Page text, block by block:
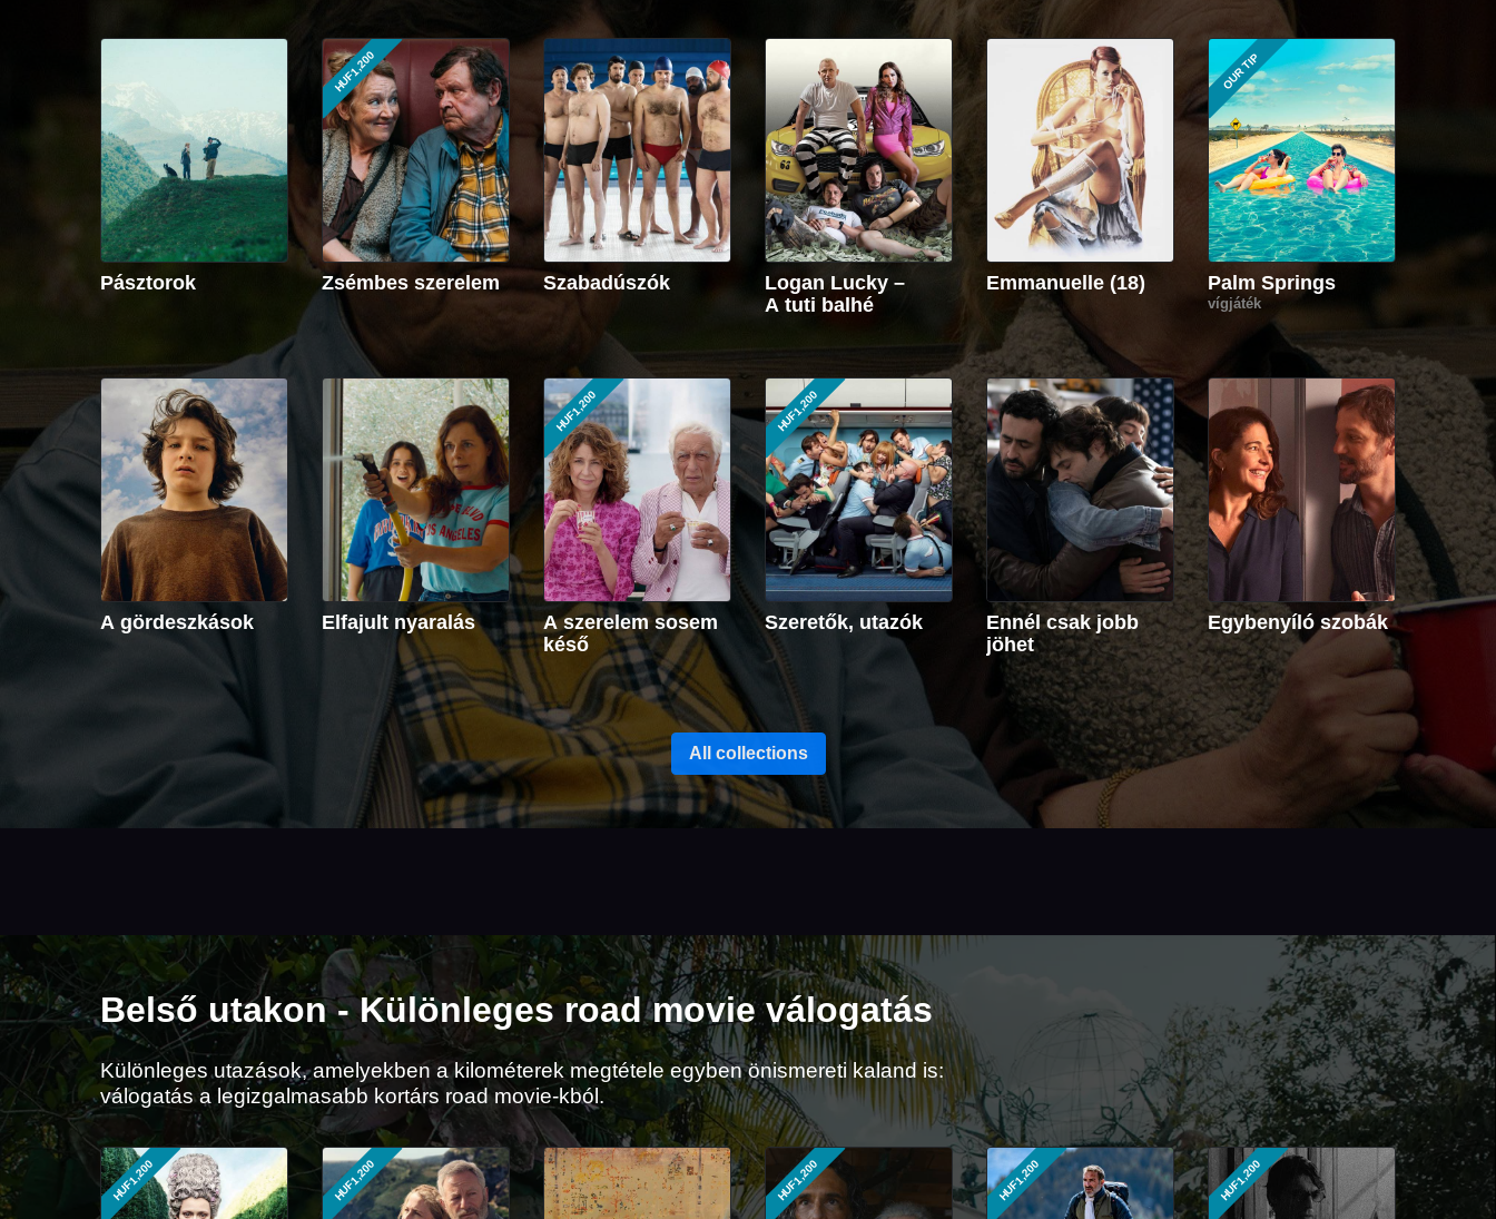
Pásztorok
HUF1,200
Zsémbes szerelem Szabadúszók
Logan Lucky –
A tuti balhé
Emmanuelle (18)
OUR TIP
Palm Springs
vígjáték
A gördeszkások Elfajult nyaralás
HUF1,200
A szerelem sosem
késő
HUF1,200
Szeretők, utazók
Ennél csak jobb
jöhet
Egybenyíló szobák
All collections
Belső utakon - Különleges road movie válogatás
Különleges utazások, amelyekben a kilométerek megtétele egyben önismereti kaland is:
válogatás a legizgalmasabb kortárs road movie-kból.
HUF1,200 HUF1,200 HUF1,200 HUF1,200 HUF1,200